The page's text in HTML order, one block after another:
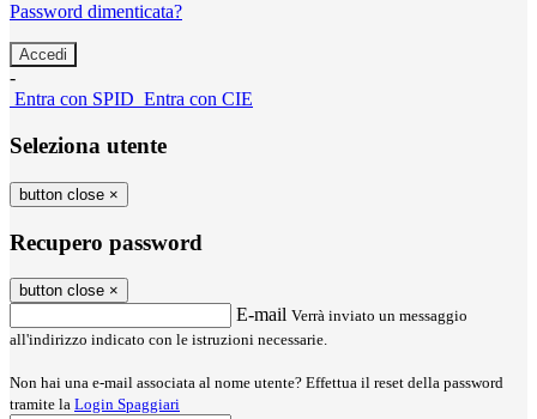
Password dimenticata?
-
Entra con SPID Entra con CIE
Seleziona utente
button close ×
Recupero password
button close ×
E-mail Verrà inviato un messaggio
all'indirizzo indicato con le istruzioni necessarie.
Non hai una e-mail associata al nome utente? Effettua il reset della password
tramite la Login Spaggiari